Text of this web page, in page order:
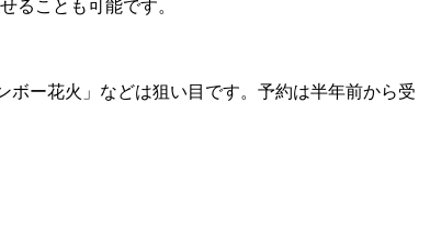
ることも可能です。
ボー花火」などは狙い目です。予約は半年前から受